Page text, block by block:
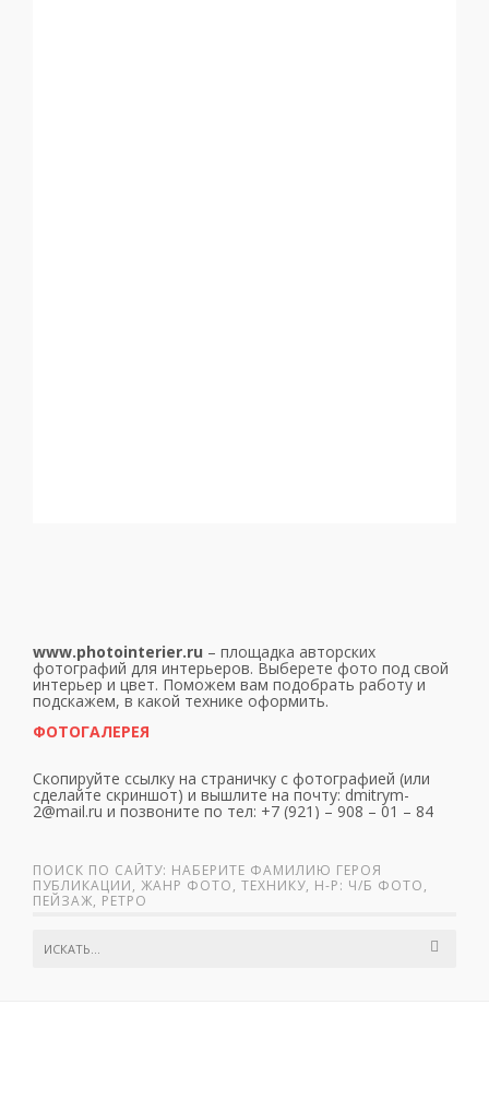
www.photointerier.ru – площадка авторских
фотографий для интерьеров. Выберете фото под свой
интерьер и цвет. Поможем вам подобрать работу и
подскажем, в какой технике оформить.
ФОТОГАЛЕРЕЯ
Скопируйте ссылку на страничку с фотографией (или
сделайте скриншот) и вышлите на почту: dmitrym-
2@mail.ru и позвоните по тел: +7 (921) – 908 – 01 – 84
ПОИСК ПО САЙТУ: НАБЕРИТЕ ФАМИЛИЮ ГЕРОЯ
ПУБЛИКАЦИИ, ЖАНР ФОТО, ТЕХНИКУ, Н-Р: Ч/Б ФОТО,
ПЕЙЗАЖ, РЕТРО